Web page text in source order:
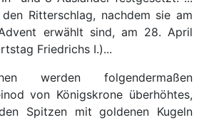
Ritterschlag, nachdem sie am
erwählt sind, am 28. April
Friedrichs I.)...
werden folgendermaßen
von Königskrone überhöhtes,
Spitzen mit goldenen Kugeln